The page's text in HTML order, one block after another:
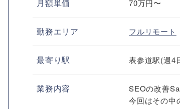
月額単価 70万円〜
勤務エリア フルリモート
最寄り駅 表参道駅(週4
業務内容
SEOの改善
今回はその中